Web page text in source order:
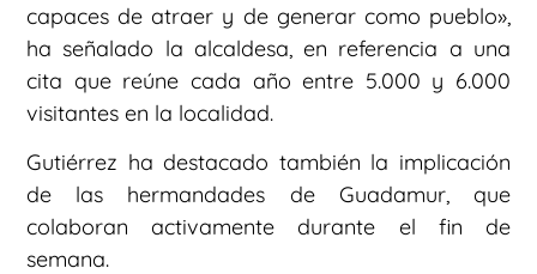
capaces de atraer y de generar como pueblo»,
ha señalado la alcaldesa, en referencia a una
cita que reúne cada año entre 5.000 y 6.000
visitantes en la localidad.
Gutiérrez ha destacado también la implicación
de las hermandades de Guadamur, que
colaboran activamente durante el fin de
semana.